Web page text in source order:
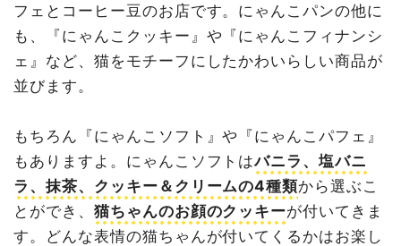
フェとコーヒー豆のお店です。にゃんこパンの他に
も、『にゃんこクッキー』や『にゃんこフィナンシ
ェ』など、猫をモチーフにしたかわいらしい商品が
並びます。
もちろん『にゃんこソフト』や『にゃんこパフェ』
もありますよ。にゃんこソフトはバニラ、塩バニ
ラ、抹茶、クッキー＆クリームの4種類から選ぶこ
とができ、 猫ちゃんのお顔のクッキーが付いてきま
す 。どんな表情の猫ちゃんが付いてくるかはお楽し